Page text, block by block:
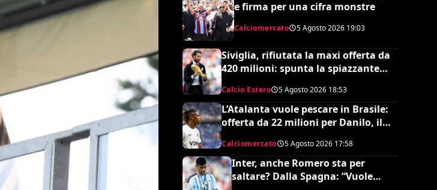
e firma per una cifra monstre
Calciomercato 5 Agosto 2026 19:03
Siviglia, rifiutata la maxi offerta da
420 milioni: spunta la spiazzante
clausola “anti-Ramos”
Calcio Estero 5 Agosto 2026 18:53
L’Atalanta vuole pescare in Brasile:
offerta da 22 milioni per Danilo, il
Calciomercato 5 Agosto 2026 17:58
Inter, anche Romero sta per
saltare? Dalla Spagna: “Vuole